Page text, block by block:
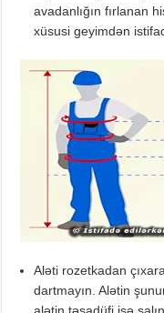
avadanlığın fırlanan
xüsusi geyimdən
Aləti rozetkadan
dartmayın. Alətin